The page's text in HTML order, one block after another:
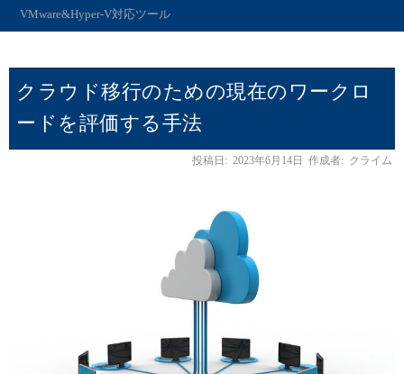
VMware&Hyper-V対応ツール
クラウド移行のための現在のワークロ
ードを評価する手法
投稿日: 2023年6月14日 作成者: クライム